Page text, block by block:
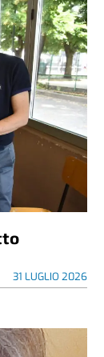
31 LUGLIO 2026